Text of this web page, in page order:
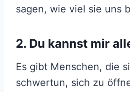
sagen, wie viel sie uns
2. Du kannst mir
Es gibt Menschen, die
schwertun, sich zu